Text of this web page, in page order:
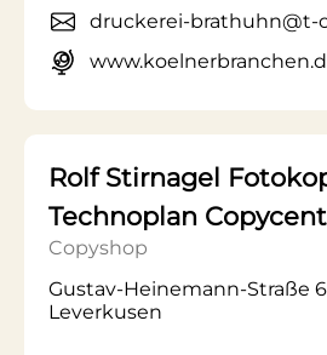
druckerei-brathuhn@t-
Rolf Stirnagel
Technoplan
Copyshop
Gustav-Heinemann-Straße
Leverkusen